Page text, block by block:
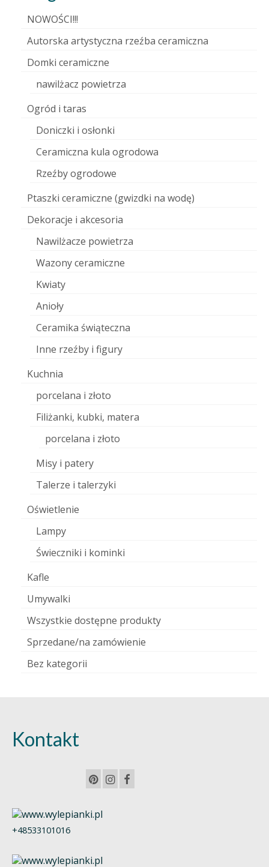
NOWOŚCI!!!
Autorska artystyczna rzeźba ceramiczna
Domki ceramiczne
nawilżacz powietrza
Ogród i taras
Doniczki i osłonki
Ceramiczna kula ogrodowa
Rzeźby ogrodowe
Ptaszki ceramiczne (gwizdki na wodę)
Dekoracje i akcesoria
Nawilżacze powietrza
Wazony ceramiczne
Kwiaty
Anioły
Ceramika świąteczna
Inne rzeźby i figury
Kuchnia
porcelana i złoto
Filiżanki, kubki, matera
porcelana i złoto
Misy i patery
Talerze i talerzyki
Oświetlenie
Lampy
Świeczniki i kominki
Kafle
Umywalki
Wszystkie dostępne produkty
Sprzedane/na zamówienie
Bez kategorii
Kontakt
+48533101016